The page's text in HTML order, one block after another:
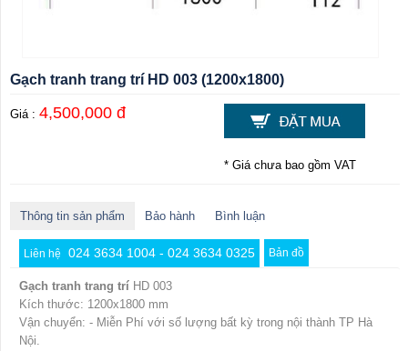
Gạch tranh trang trí HD 003 (1200x1800)
Giá : 4,500,000 đ
* Giá chưa bao gồm VAT
Thông tin sản phẩm Bảo hành Bình luận
Liên hệ 024 3634 1004 - 024 3634 0325 Bản đồ
Gạch tranh trang trí HD 003
Kích thước: 1200x1800 mm
Vận chuyển: - Miễn Phí với số lượng bất kỳ trong nội thành TP Hà
Nội.